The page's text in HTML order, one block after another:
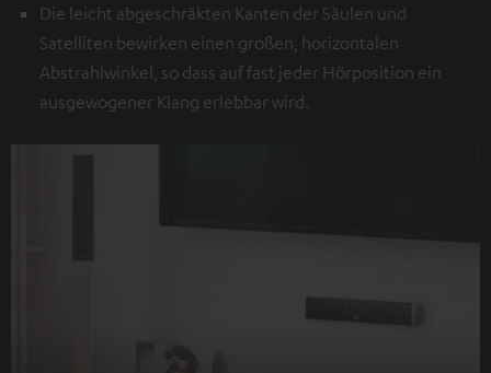
Die leicht abgeschräkten Kanten der Säulen und
Satelliten bewirken einen großen, horizontalen
Abstrahlwinkel, so dass auf fast jeder Hörposition ein
ausgewogener Klang erlebbar wird.